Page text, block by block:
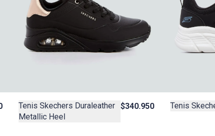
Tenis Skechers Duraleather
Metallic Heel
$340.950 Tenis